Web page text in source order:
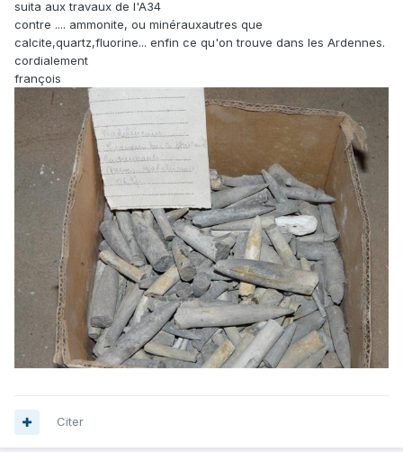
suita aux travaux de l'A34
contre .... ammonite, ou minérauxautres que
calcite,quartz,fluorine... enfin ce qu'on trouve dans les Ardennes.
cordialement
françois
Citer